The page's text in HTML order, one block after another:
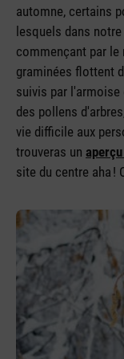
automne, certains
lesquels dans
commençant par
graminées flottent
suivis par
des pollens
vie difficile aux
trouveras un
site du centre aha !